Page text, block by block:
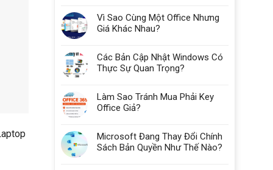
Vì Sao Cùng Một Office Nhưng
Giá Khác Nhau?
Các Bản Cập Nhật Windows Có
Thực Sự Quan Trọng?
Làm Sao Tránh Mua Phải Key
Office Giả?
Microsoft Đang Thay Đổi Chính
Sách Bản Quyền Như Thế Nào?